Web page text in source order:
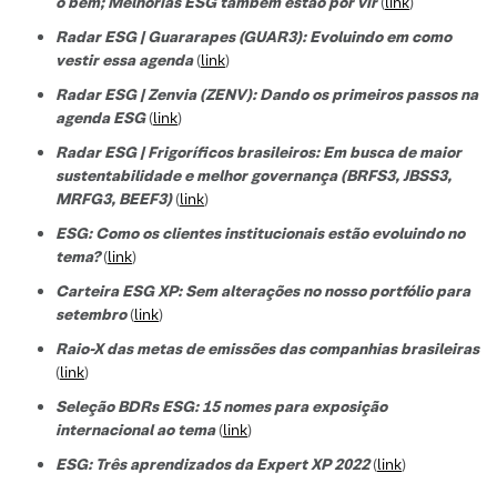
Radar ESG | Guararapes (GUAR3): Evoluindo em como
vestir essa agenda(link)
Radar ESG | Zenvia (ZENV): Dando os primeiros passos na
agenda ESG(link)
Radar ESG | Frigoríficos brasileiros: Em busca de maior
sustentabilidade e melhor governança (BRFS3, JBSS3,
MRFG3, BEEF3)(link)
ESG: Como os clientes institucionais estão evoluindo no
tema?(link)
Carteira ESG XP: Sem alterações no nosso portfólio para
setembro(link)
Raio-X das metas de emissões das companhias brasileiras
(link)
Seleção BDRs ESG​: 15 nomes para exposição
internacional ao tema(link)
ESG: Três aprendizados da Expert XP 2022(link)